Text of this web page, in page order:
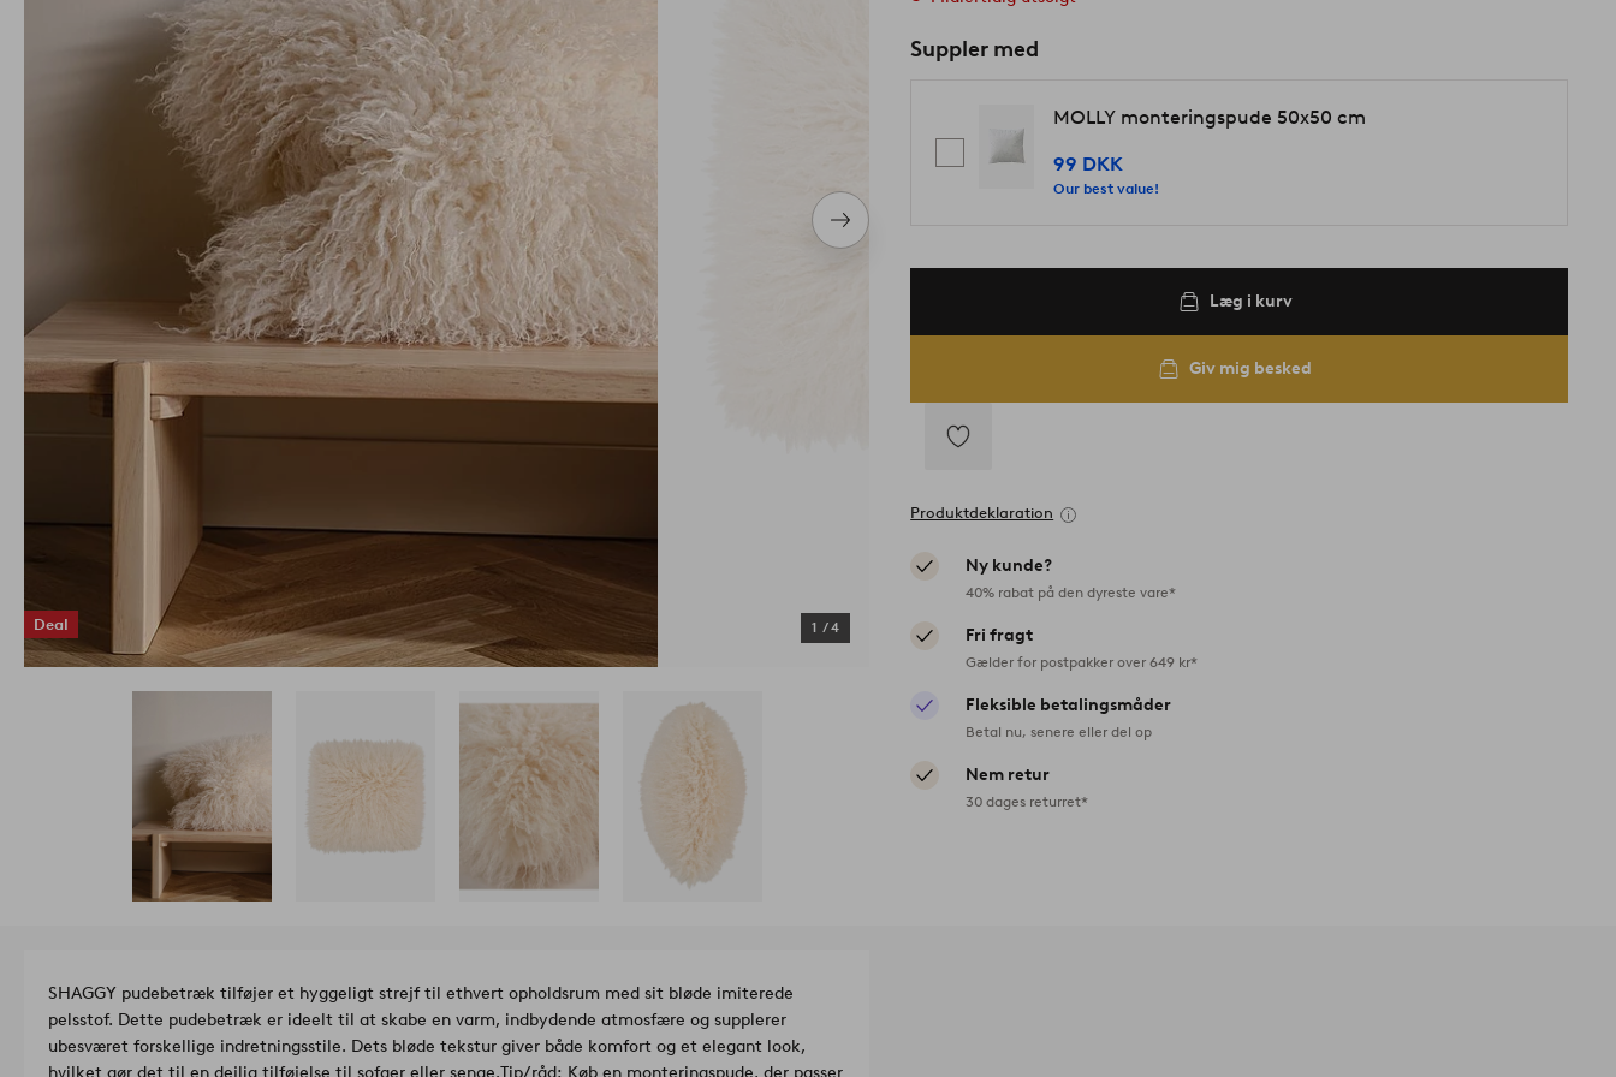
Næste
produkt
Deal 1 /4
Suppler med
MOLLY monteringspude 50x50 cm
99 DKK
Our best value!
Læg i kurv
Giv mig besked
til
favoritter
Produktdeklaration
Ny kunde?
40% rabat på den dyreste vare*
Fri fragt
Gælder for postpakker over 649 kr*
Fleksible betalingsmåder
Betal nu, senere eller del op
Nem retur
30 dages returret*
SHAGGY pudebetræk tilføjer et hyggeligt strejf til ethvert opholdsrum med sit bløde imiterede
pelsstof. Dette pudebetræk er ideelt til at skabe en varm, indbydende atmosfære og supplerer
ubesværet forskellige indretningsstile. Dets bløde tekstur giver både komfort og et elegant look,
hvilket gør det til en dejlig tilføjelse til sofaer eller senge.Tip/råd: Køb en monteringspude, der passer